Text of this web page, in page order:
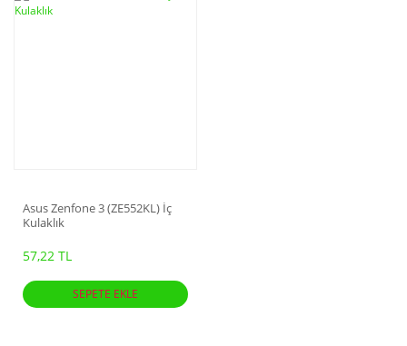
Asus Zenfone 3 (ZE552KL) İç
Kulaklık
57,22 TL
SEPETE EKLE